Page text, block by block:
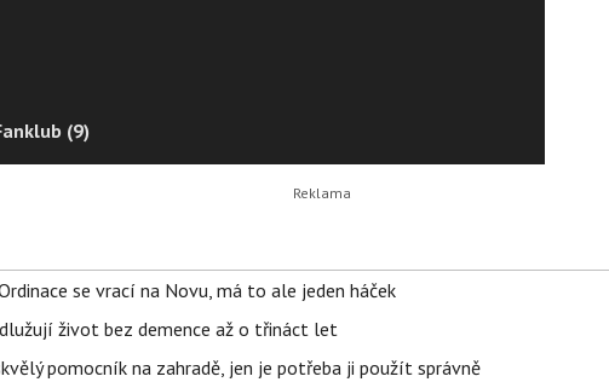
(9)
se vrací na Novu, má to ale jeden háček
život bez demence až o třináct let
pomocník na zahradě, jen je potřeba ji použít správně